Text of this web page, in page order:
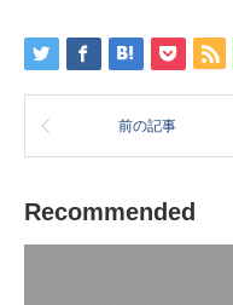
前の記事
Recommended